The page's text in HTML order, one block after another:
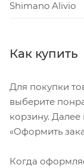
Shimano Alivio
Как купить
Для покупки
выберите
корзину.
«Оформить
Когда